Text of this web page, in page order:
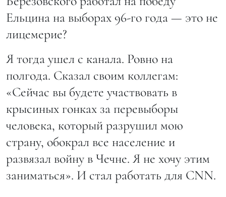
Ельцина на выборах 96-го года — это не
лицемерие?
Я тогда ушел с канала. Ровно на
полгода. Сказал своим коллегам:
«Сейчас вы будете участвовать в
крысиных гонках за перевыборы
человека, который разрушил мою
страну, обокрал все население и
развязал войну в Чечне. Я не хочу этим
заниматься». И стал работать для CNN.